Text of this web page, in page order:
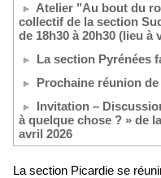
Atelier "Au bout du
collectif de la section
de 18h30 à 20h30 (lieu à
La section Pyrénées
Prochaine réunion
Invitation –
à quelque chose ? » de
avril 2026
La section Picardie se réunira le Vendredi 13 Avril 2018 à 18h30